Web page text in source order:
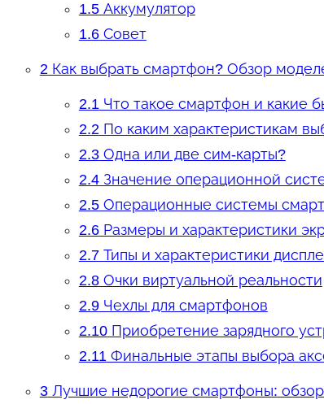
1.5Аккумулятор
1.6Совет
2Как выбрать смартфон? Обзор
2.1Что такое смартфон и какие
2.2По каким характеристикам
2.3Одна или две сим-карты?
2.4Значение операционной
2.5Операционные системы
2.6Размеры и характеристики
2.7Типы и характеристики
2.8Очки виртуальной реальности
2.9Чехлы для смартфонов
2.10Приобретение зарядного
2.11Финальные этапы выбора
3Лучшие недорогие смартфоны: